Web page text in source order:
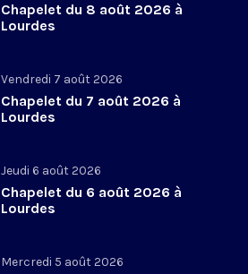
Chapelet du 8 août 2026 à
Lourdes
Vendredi 7 août 2026
Chapelet du 7 août 2026 à
Lourdes
Jeudi 6 août 2026
Chapelet du 6 août 2026 à
Lourdes
Mercredi 5 août 2026